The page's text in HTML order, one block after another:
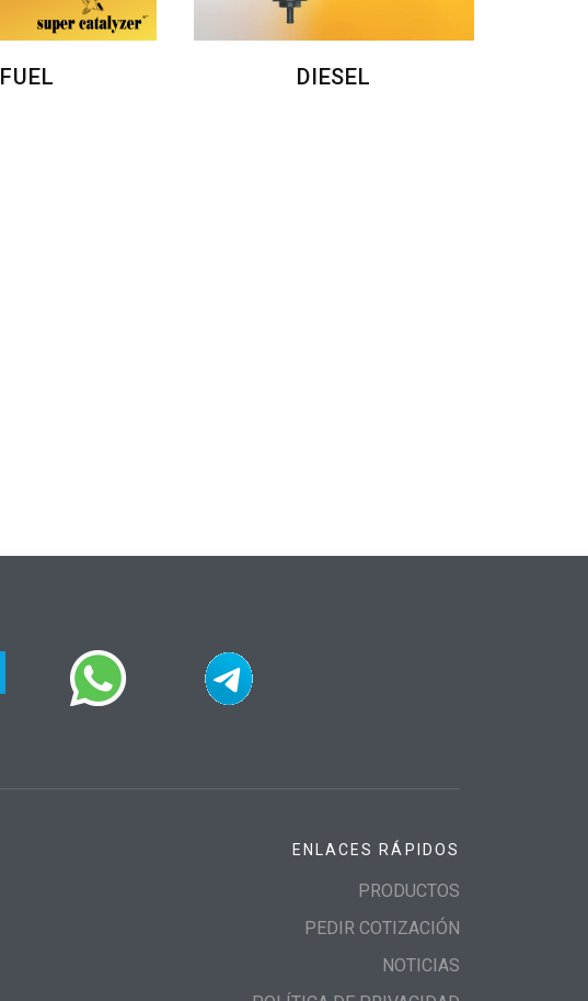
DIESEL
ENLACES RÁPIDOS
PRODUCTOS
PEDIR COTIZACIÓN
NOTICIAS